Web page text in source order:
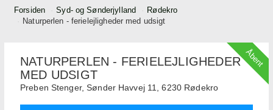
Forsiden Syd- og Sønderjylland
Rødekro
Naturperlen - ferielejligheder med udsigt
Åbent
NATURPERLEN - FERIELEJLIGHEDER
MED UDSIGT
Preben Stenger,Sønder Havvej 11, 6230 Rødekro